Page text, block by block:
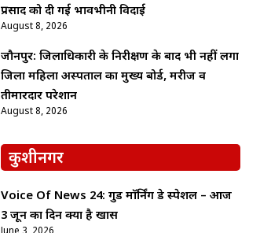
प्रसाद को दी गई भावभीनी विदाई
August 8, 2026
जौनपुर: जिलाधिकारी के निरीक्षण के बाद भी नहीं लगा
जिला महिला अस्पताल का मुख्य बोर्ड, मरीज व
तीमारदार परेशान
August 8, 2026
कुशीनगर
Voice Of News 24: गुड माॅर्निंग डे स्पेशल – आज
3 जून का दिन क्यों है खास